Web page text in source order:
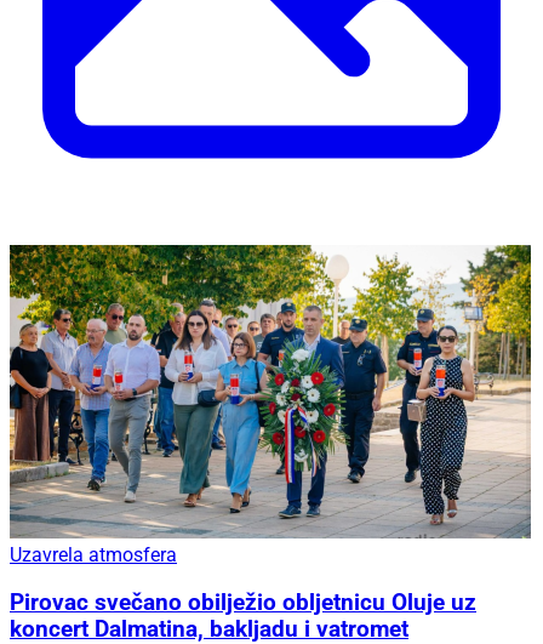
Uzavrela atmosfera
Pirovac svečano obilježio obljetnicu Oluje uz
koncert Dalmatina, bakljadu i vatromet